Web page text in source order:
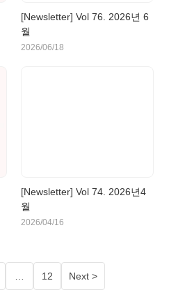
[Newsletter] Vol 76. 2026년 6
월
2026/06/18
[Newsletter] Vol 74. 2026년4
월
2026/04/16
… 12 Next >